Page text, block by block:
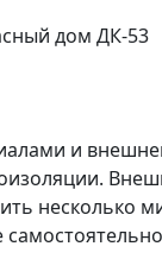
дом ДК-53
и
несколько